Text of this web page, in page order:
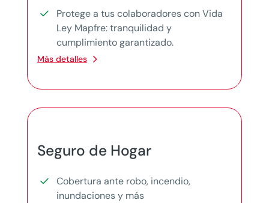
Protege a tus colaboradores con Vida
Ley Mapfre: tranquilidad y
cumplimiento garantizado.
Más detalles
Seguro de Hogar
Cobertura ante robo, incendio,
inundaciones y más